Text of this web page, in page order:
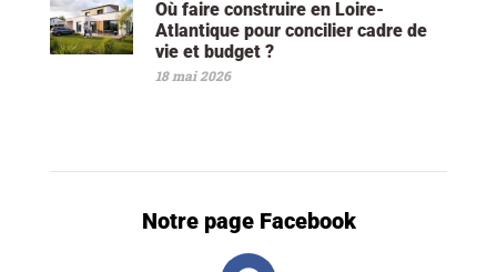
Où faire construire en Loire-
Atlantique pour concilier cadre de
vie et budget ?
18 mai 2026
Notre page Facebook